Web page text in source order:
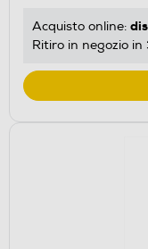
Acquisto online:
Ritiro in negozio